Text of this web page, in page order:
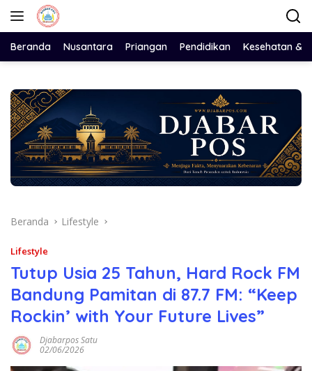
Langsung
Beranda Nusantara Priangan Pendidikan Kesehatan &
Beranda Lifestyle
Lifestyle
Tutup Usia 25 Tahun, Hard Rock FM
Bandung Pamitan di 87.7 FM: “Keep
Rockin’ with Your Future Lives”
Djabarpos Satu
02/06/2026